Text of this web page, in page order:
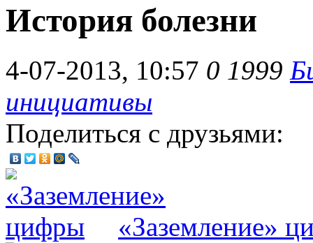
История болезни
4-07-2013, 10:57 0 1999
инициативы
Поделиться с друзьями:
«Заземление»